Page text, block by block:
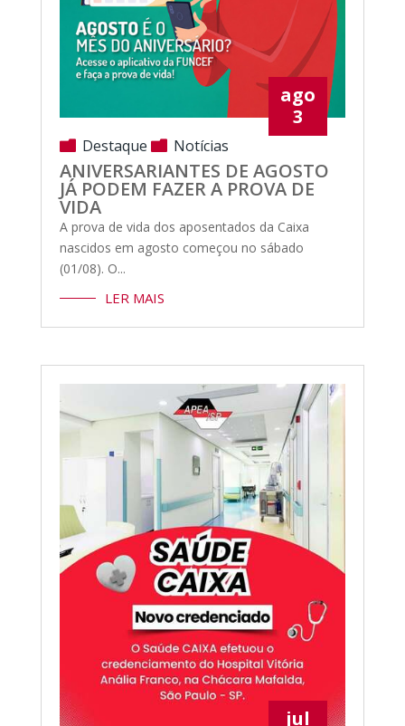
ANIVERSARIANTES DE AGOSTO
JÁ PODEM FAZER A PROVA DE
VIDA
ago
3
Destaque Notícias
A prova de vida dos aposentados da Caixa
nascidos em agosto começou no sábado
(01/08). O...
LER MAIS
jul